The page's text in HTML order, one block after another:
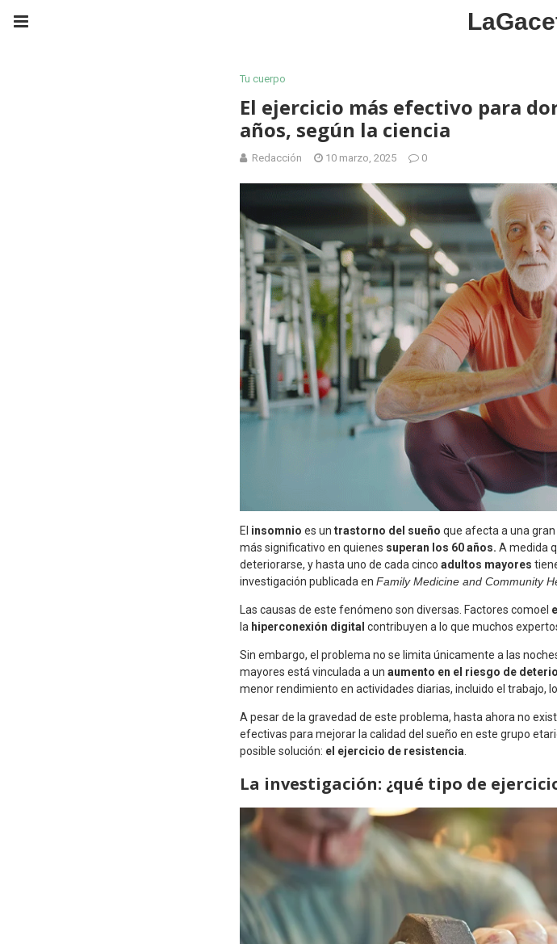
Tu cuerpo
El ejercicio más efectivo para
años, según la ciencia
Redacción 10 marzo, 2025 0
El insomnio es un trastorno del sueño que afecta a una
más significativo en quienes superan los 60 años. A medida
deteriorarse, y hasta uno de cada cinco adultos mayores
investigación publicada en Family Medicine and Community
Las causas de este fenómeno son diversas. Factores comoel
la hiperconexión digital contribuyen a lo que muchos
Sin embargo, el problema no se limita únicamente a las
mayores está vinculada a un aumento en el riesgo de
menor rendimiento en actividades diarias, incluido el trabajo,
A pesar de la gravedad de este problema, hasta ahora no
efectivas para mejorar la calidad del sueño en este grupo
posible solución: el ejercicio de resistencia.
La investigación: ¿qué tipo de